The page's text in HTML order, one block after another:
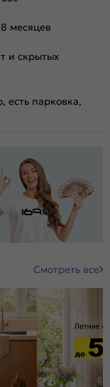
месяцев
и скрытых
есть парковка,
Смотреть все